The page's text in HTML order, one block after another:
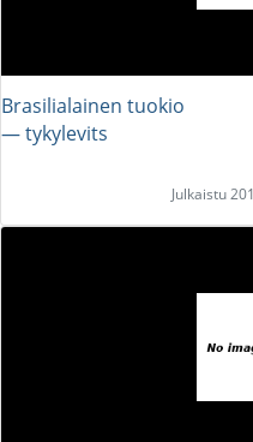
Brasilialainen tuokio
― tykylevits
Julkaistu